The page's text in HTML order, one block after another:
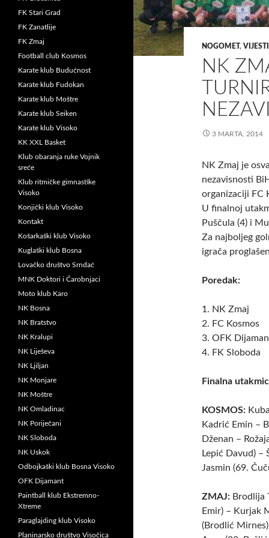
NOGOMET, VIJESTI
NK
3 MARTA, 2014
NK Zmaj je
nezavisnosti
organizaciji FC
U finalnoj
Puščula (4) i
Za najboljeg
igrača
Poredak:
1. NK Zmaj
2. FC Kosmos
3. OFK
4. FK Sloboda
Finalna
KOSMOS:
Kadrić Emin –
Dženan –
Lepić Davud) –
Jasmin (69.
ZMAJ: Brodlija
Emir) – Kurjak
(Brodlić
FK Stari Grad
FK Zanatlije
FK Zmaj
Football club Kosmos
Karate klub Budućnost
Karate klub Fudokan
Karate klub Moštre
Karate klub Seiken
Karate klub Visoko
KK XXL Basket
Klub obaranja ruke Vojnik
sreće
Klub ritmičke gimnastike
Visoko
Konjički klub Visoko
Kontakt
Košarkaški klub Visoko
Kuglaški klub Bosna
Lovačko društvo Srndać
MNK Doktori i Čarobnjaci
Moto klub Karo
NK Bosna
NK Bratstvo
NK Kralupi
NK Liješeva
NK Ljiljan
NK Monjare
NK Moštre
NK Omladinac
NK Poriječani
NK Sloboda
NK Uskok
Odbojkaški klub Bosna Visoko
OFK Dijamant
Paintball klub Ekstremno-
Xtreme
Paraglajding klub Visoko
Planinarsko društvo Visočica